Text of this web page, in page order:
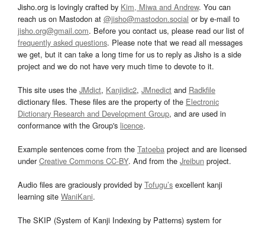
Jisho.org is lovingly crafted by Kim, Miwa and Andrew. You can
reach us on Mastodon at @jisho@mastodon.social or by e-mail to
jisho.org@gmail.com. Before you contact us, please read our list of
frequently asked questions. Please note that we read all messages
we get, but it can take a long time for us to reply as Jisho is a side
project and we do not have very much time to devote to it.
This site uses the JMdict, Kanjidic2, JMnedict and Radkfile
dictionary files. These files are the property of the Electronic
Dictionary Research and Development Group, and are used in
conformance with the Group's licence.
Example sentences come from the Tatoeba project and are licensed
underCreative Commons CC-BY. And from the Jreibun project.
Audio files are graciously provided by Tofugu’s excellent kanji
learning site WaniKani.
The SKIP (System of Kanji Indexing by Patterns) system for